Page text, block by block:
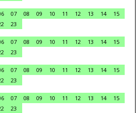
07 08 09 10 11 12 13 14
15
23
07 08 09 10 11 12 13 14
15
23
07 08 09 10 11 12 13 14
15
23
07 08 09 10 11 12 13 14
15
23